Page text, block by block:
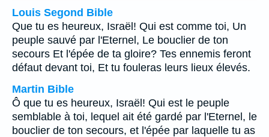
Louis Segond Bible
Que tu es heureux, Israël! Qui est comme toi, Un
peuple sauvé par l'Eternel, Le bouclier de ton
secours Et l'épée de ta gloire? Tes ennemis feront
défaut devant toi, Et tu fouleras leurs lieux élevés.
Martin Bible
Ô que tu es heureux, Israël! Qui est le peuple
semblable à toi, lequel ait été gardé par l'Eternel, le
bouclier de ton secours, et l'épée par laquelle tu as